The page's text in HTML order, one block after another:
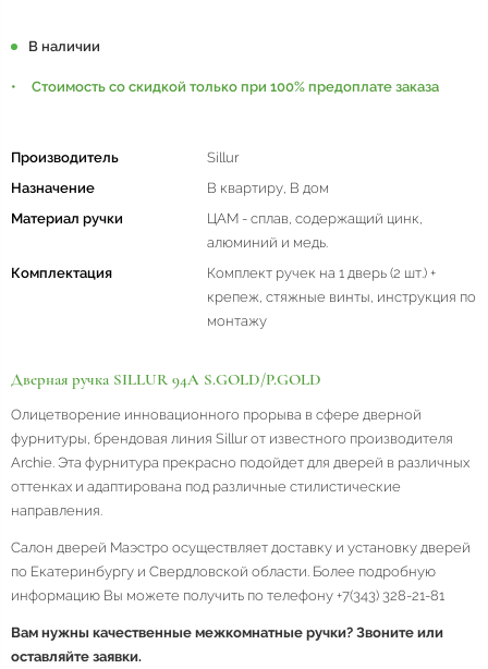
В наличии
Стоимость со скидкой только при 100% предоплате заказа
Производитель
Sillur
Назначение
В квартиру, В дом
Материал ручки
ЦАМ - сплав, содержащий цинк,
алюминий и медь.
Комплектация
Комплект ручек на 1 дверь (2 шт.) +
крепеж, стяжные винты, инструкция по
монтажу
Дверная ручка SILLUR 94A S.GOLD/P.GOLD
Олицетворение инновационного прорыва в сфере дверной
фурнитуры, брендовая линия Sillur от известного производителя
Archie. Эта фурнитура прекрасно подойдет для дверей в различных
оттенках и адаптирована под различные стилистические
направления.
Салон дверей Маэстро осуществляет доставку и установку дверей
по Екатеринбургу и Свердловской области. Более подробную
информацию Вы можете получить по телефону +7(343) 328-21-81
Вам нужны качественные межкомнатные ручки? Звоните или
оставляйте заявки.